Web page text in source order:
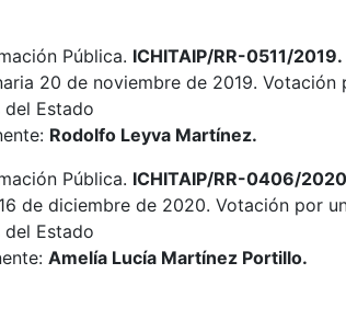
Pública. ICHITAIP/RR-0511/2019.
20 de noviembre de 2019.
del Estado
Rodolfo Leyva Martínez.
Pública. ICHITAIP/RR-0406/
de diciembre de 2020. Votación por
del Estado
Amelía Lucía Martínez Portillo.